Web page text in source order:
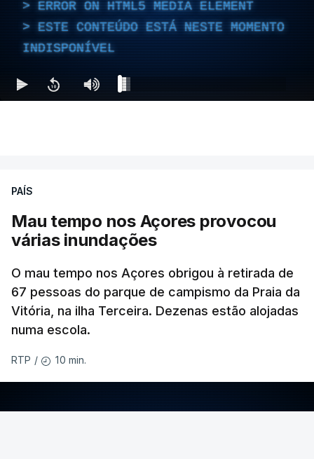
ERROR ON HTML5 MEDIA ELEMENT
ESTE CONTEÚDO ESTÁ NESTE MOMENTO
INDISPONÍVEL
PAÍS
Mau tempo nos Açores provocou
várias inundações
O mau tempo nos Açores obrigou à retirada de
67 pessoas do parque de campismo da Praia da
Vitória, na ilha Terceira. Dezenas estão alojadas
numa escola.
RTP / 10 min.